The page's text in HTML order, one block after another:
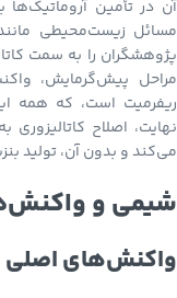
آن در تأمین
مسائل زیست‌محیطی مانند
پژوهشگران را به سمت
مراحل پیش‌گرمایش،
ریفرمیت است، که همه
نهایت، اصلاح
می‌کند و بدون آن، تولید
شیمی و
واکنش‌های اصلی